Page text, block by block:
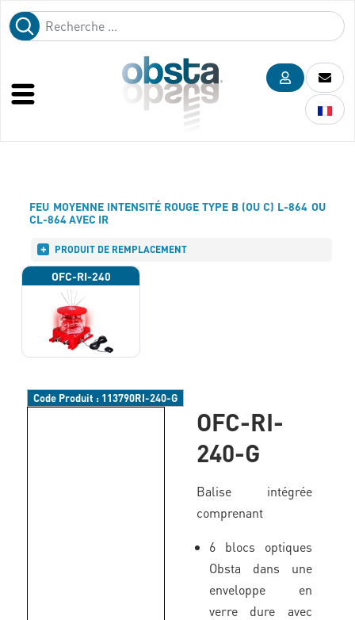
FEU MOYENNE INTENSITÉ ROUGE TYPE B (OU C) L-864 OU
CL-864 AVEC IR
PRODUIT DE REMPLACEMENT
OFC-RI-240
Code Produit : 113790RI-240-G
OFC-RI-
240-G
Balise intégrée
comprenant
6 blocs optiques
Obsta dans une
enveloppe en
verre dure avec